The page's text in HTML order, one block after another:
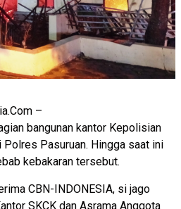
–
bangunan kantor Kepolisian
Pasuruan. Hingga saat ini
kebakaran tersebut.
CBN-INDONESIA, si jago
SKCK dan Asrama Anggota